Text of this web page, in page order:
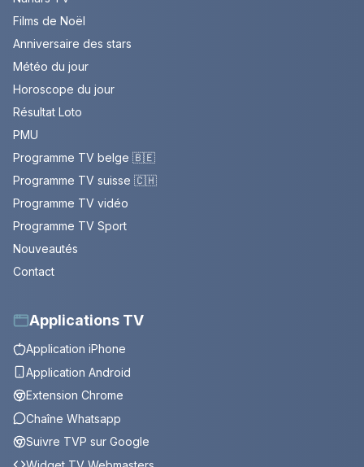
Films de Noël
Anniversaire des stars
Météo du jour
Horoscope du jour
Résultat Loto
PMU
Programme TV belge 🇧🇪
Programme TV suisse 🇨🇭
Programme TV vidéo
Programme TV Sport
Nouveautés
Contact
Applications TV
Application iPhone
Application Android
Extension Chrome
Chaîne Whatsapp
Suivre TVP sur Google